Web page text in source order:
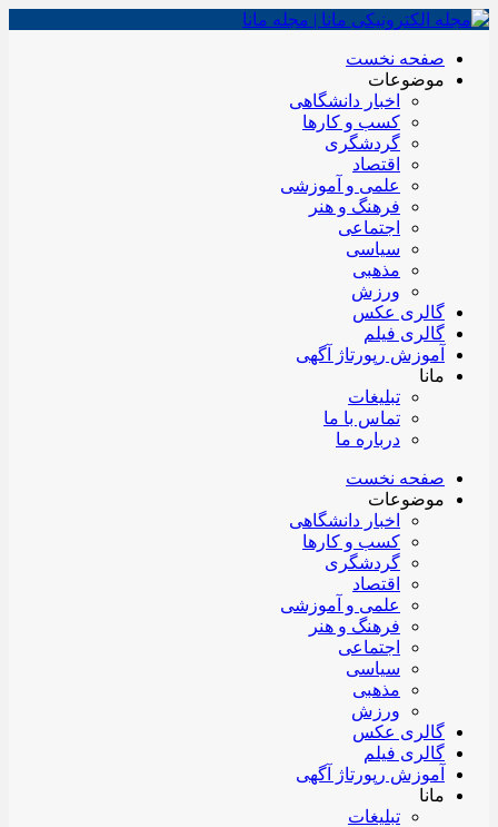
صفحه نخست
موضوعات
اخبار دانشگاهی
کسب و کارها
گردشگری
اقتصاد
علمی و آموزشی
فرهنگ و هنر
اجتماعی
سیاسی
مذهبی
ورزش
گالری عکس
گالری فیلم
آموزش رپورتاژ آگهی
مانا
تبلیغات
تماس با ما
درباره ما
صفحه نخست
موضوعات
اخبار دانشگاهی
کسب و کارها
گردشگری
اقتصاد
علمی و آموزشی
فرهنگ و هنر
اجتماعی
سیاسی
مذهبی
ورزش
گالری عکس
گالری فیلم
آموزش رپورتاژ آگهی
مانا
تبلیغات